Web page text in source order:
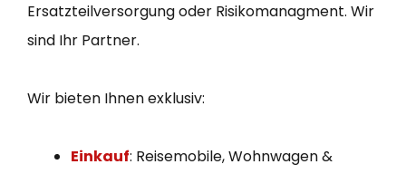
Ersatzteilversorgung oder Risikomanagment. Wir
sind Ihr Partner.
Wir bieten Ihnen exklusiv:
Einkauf: Reisemobile, Wohnwagen &